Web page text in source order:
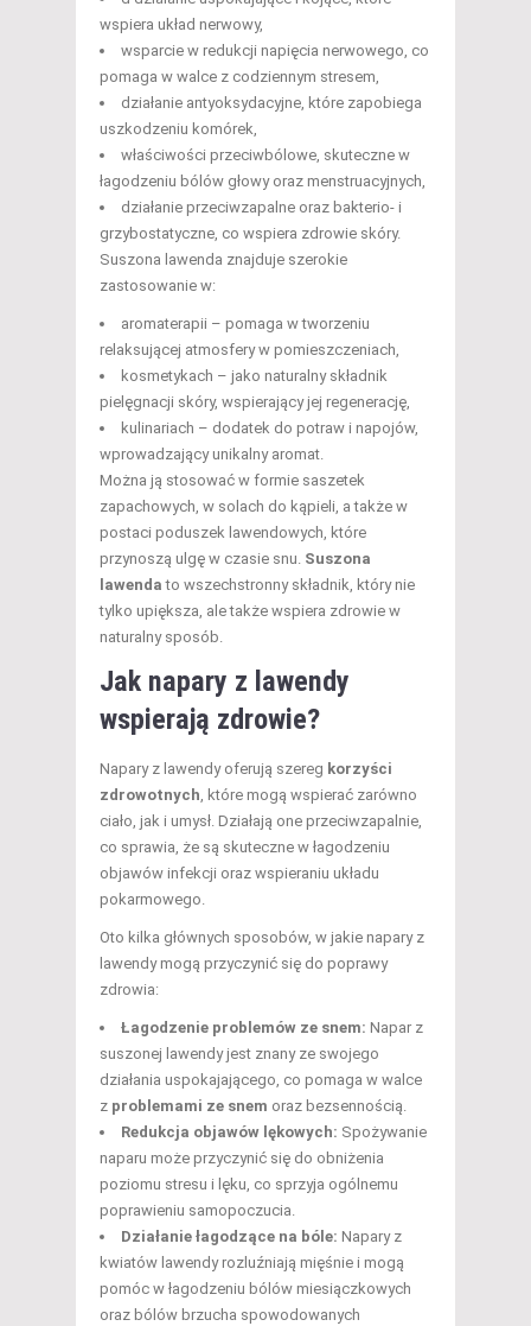
wspiera układ nerwowy,
wsparcie w redukcji napięcia nerwowego, co
pomaga w walce z codziennym stresem,
działanie antyoksydacyjne, które zapobiega
uszkodzeniu komórek,
właściwości przeciwbólowe, skuteczne w
łagodzeniu bólów głowy oraz menstruacyjnych,
działanie przeciwzapalne oraz bakterio- i
grzybostatyczne, co wspiera zdrowie skóry.
Suszona lawenda znajduje szerokie
zastosowanie w:
aromaterapii – pomaga w tworzeniu
relaksującej atmosfery w pomieszczeniach,
kosmetykach – jako naturalny składnik
pielęgnacji skóry, wspierający jej regenerację,
kulinariach – dodatek do potraw i napojów,
wprowadzający unikalny aromat.
Można ją stosować w formie saszetek
zapachowych, w solach do kąpieli, a także w
postaci poduszek lawendowych, które
przynoszą ulgę w czasie snu. Suszona
lawenda to wszechstronny składnik, który nie
tylko upiększa, ale także wspiera zdrowie w
naturalny sposób.
Jak napary z lawendy
wspierają zdrowie?
Napary z lawendy oferują szereg korzyści
zdrowotnych, które mogą wspierać zarówno
ciało, jak i umysł. Działają one przeciwzapalnie,
co sprawia, że są skuteczne w łagodzeniu
objawów infekcji oraz wspieraniu układu
pokarmowego.
Oto kilka głównych sposobów, w jakie napary z
lawendy mogą przyczynić się do poprawy
zdrowia:
Łagodzenie problemów ze snem: Napar z
suszonej lawendy jest znany ze swojego
działania uspokajającego, co pomaga w walce
z problemami ze snem oraz bezsennością.
Redukcja objawów lękowych: Spożywanie
naparu może przyczynić się do obniżenia
poziomu stresu i lęku, co sprzyja ogólnemu
poprawieniu samopoczucia.
Działanie łagodzące na bóle: Napary z
kwiatów lawendy rozluźniają mięśnie i mogą
pomóc w łagodzeniu bólów miesiączkowych
oraz bólów brzucha spowodowanych